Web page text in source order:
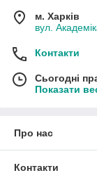
м. Харків
вул.
Контакти
Сьогодні
Показати
Про нас
Контакти